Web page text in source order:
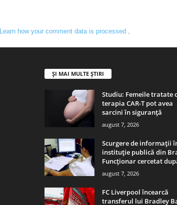
Learn how your comment data is processed .
ȘI MAI MULTE ȘTIRI
Studiu: Femeile tratate
terapia CAR-T pot avea
sarcini în siguranță
august 7, 2026
Scurgere de informații
instituție publică din
Funcționar cercetat
august 7, 2026
FC Liverpool încearcă
transferul lui Bradley